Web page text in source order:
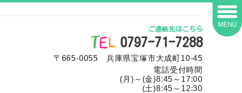
ご連絡先はこちら
0797-71-7288
〒665-0055 兵庫県宝塚市大成町10-45
電話受付時間
(月)～(金)8:45～17:00
(土)8:45～12:30
MENU